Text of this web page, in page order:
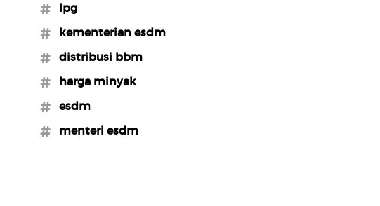
#lpg
#kementerian esdm
#distribusi bbm
#harga minyak
#esdm
#menteri esdm